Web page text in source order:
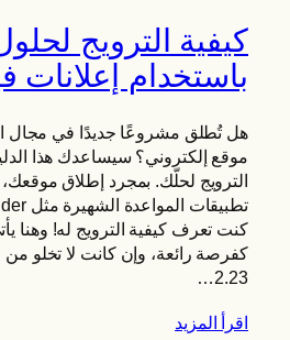
كيفية الترويج
باستخدام إعلانات
هل تُطلق مشروعًا جديدًا في مجال
موقع إلكتروني؟ سيساعدك هذا
الترويج لحلّك. بمجرد إطلاق
كنت تعرف كيفية الترويج له! وهنا
كفرصة رائعة، وإن كانت لا تخلو من
2.23…
اقرأ المزيد